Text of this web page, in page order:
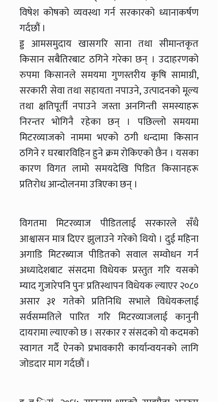
विषेश कोषको व्यवस्था गर्न सरकारको ध्यानाकर्षण
गर्दछौं ।
ड्ड आमसमुदाय खासगरि साना तथा सीमान्तकृत
किसान सबैतिरबाट ठगिने गरेका छन् । उदाहरणको
रुपमा किसानले समयमा गुणस्तरीय कृषि सामाग्री,
सरकारी सेवा तथा सहायता नपाउने, उत्पादनको मूल्य
तथा क्षतिपूर्ती नपाउने जस्ता अनगिन्ती समस्याहरू
निरन्तर भोगिनै रहेका छन् । पछिल्लो समयमा
मिटरव्याजको नाममा भएको ठगी धन्दामा किसान
ठगिने र घरबारविहिन हुने क्रम रोकिएको छैन । यसका
कारण विगत लामो समयदेखि पिडित किसानहरू
प्रतिरोध आन्दोलनमा उत्रिएका छन् ।
विगतमा मिटरव्याज पीडितलाई सरकारले सँधै
आश्वासन मात्र दिएर झुलाउने गरेको थियो । दुई महिना
अगाडि मिटरब्याज पीडितको सवाल सम्वोधन गर्न
अध्यादेशबाट संसदमा विधेयक प्रस्तुत गरि यसको
म्याद गुजारेपनि पुनः प्रतिस्थापन विधेयक ल्याएर २०८०
असार ३१ गतेको प्रतिनिधि सभाले विधेयकलाई
सर्वसम्मतिले पारित गरि मिटरव्याजलाई कानुनी
दायरामा ल्याएको छ । सरकार र संसदको यो कदमको
स्वागत गर्दै ऐनको प्रभावकारी कार्यान्वयनको लागि
जोडदार माग गर्दछौं ।